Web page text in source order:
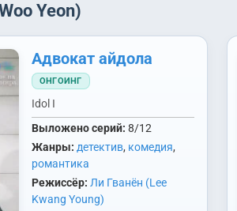
Yeon)
Адвокат айдола
ОНГОИНГ
Idol I
Выложено серий: 8/12
Жанры: детектив, комедия,
романтика
Режиссёр: Ли Гванён (Lee
Kwang Young)